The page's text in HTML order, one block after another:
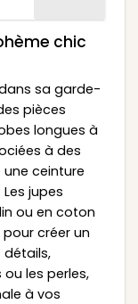
chic
sa garde-
pièces
longues à
à des
ceinture
jupes
ou en coton
créer un
détails,
les perles,
à vos